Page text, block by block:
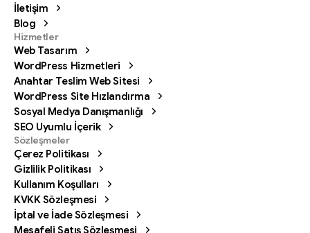
İletişim
Blog
Hizmetler
Web Tasarım
WordPress Hizmetleri
Anahtar Teslim Web Sitesi
WordPress Site Hızlandırma
Sosyal Medya Danışmanlığı
SEO Uyumlu İçerik
Sözleşmeler
Çerez Politikası
Gizlilik Politikası
Kullanım Koşulları
KVKK Sözleşmesi
İptal ve İade Sözleşmesi
Mesafeli Satış Sözleşmesi